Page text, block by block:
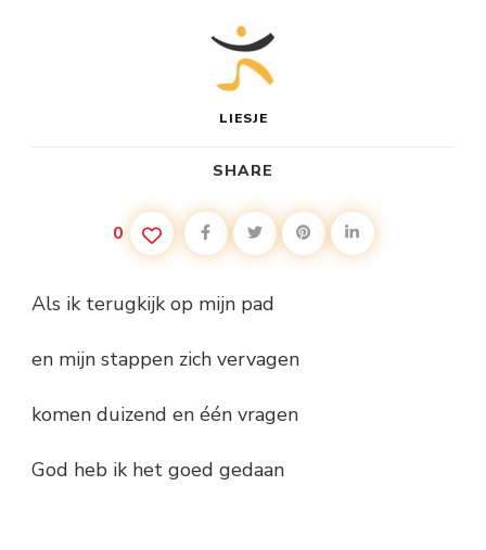
LIESJE
SHARE
0
Als ik terugkijk op mijn pad
en mijn stappen zich vervagen
komen duizend en één vragen
God heb ik het goed gedaan